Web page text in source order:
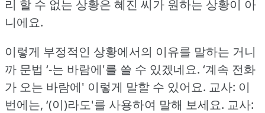
리 할 수 없는 상황은 혜진 씨가 원하는 상황이 아
니에요.
이렇게 부정적인 상황에서의 이유를 말하는 거니
까 문법 ‘-는 바람에'를 쓸 수 있겠네요. ‘계속 전화
가 오는 바람에' 이렇게 말할 수 있어요. 교사: 이
번에는, ‘(이)라도'를 사용하여 말해 보세요. 교사: